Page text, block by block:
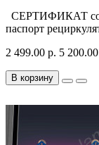
СЕРТИФИКАТ
паспорт
2 499.00 р. 5
В корзину